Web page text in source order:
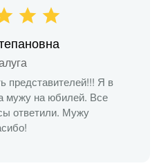
представителей!!! Я в
мужу на юбилей. Все
ответили. Мужу